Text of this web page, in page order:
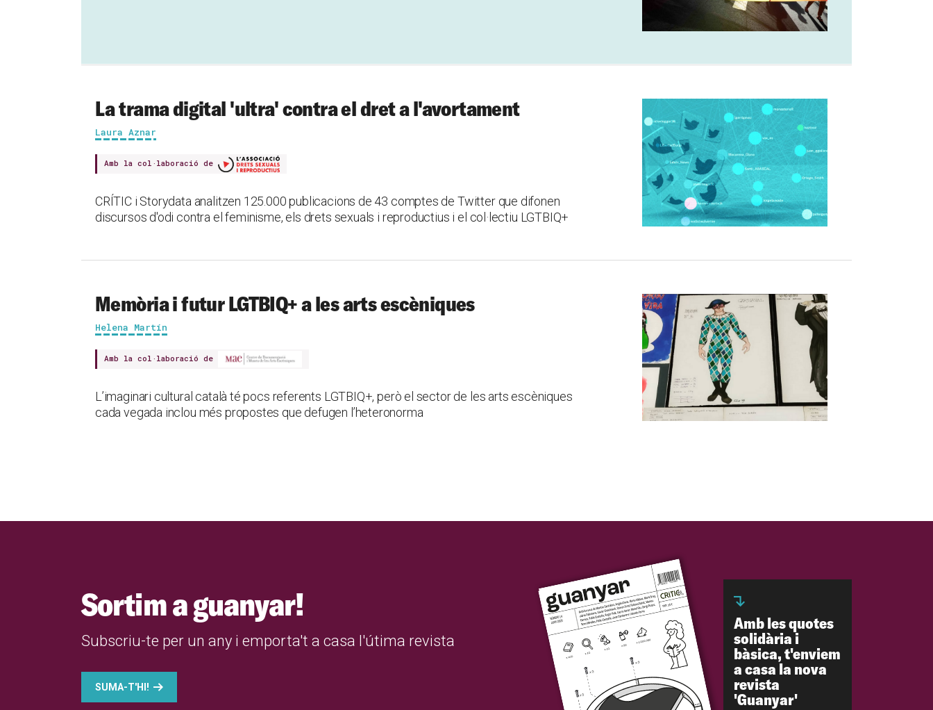
La trama digital 'ultra' contra el dret a l'avortament
Laura Aznar
Amb la col·laboració de
CRÍTIC i Storydata analitzen 125.000 publicacions de 43 comptes de Twitter que difonen
discursos d'odi contra el feminisme, els drets sexuals i reproductius i el col·lectiu LGTBIQ+
Memòria i futur LGTBIQ+ a les arts escèniques
Helena Martín
Amb la col·laboració de
L’imaginari cultural català té pocs referents LGTBIQ+, però el sector de les arts escèniques
cada vegada inclou més propostes que defugen l’heteronorma
Sortim a guanyar!
Subscriu-te per un any i emporta't a casa l'útima revista
SUMA-T'HI!
Amb les quotes
solidària i
bàsica, t'enviem
a casa la nova
revista
'Guanyar'